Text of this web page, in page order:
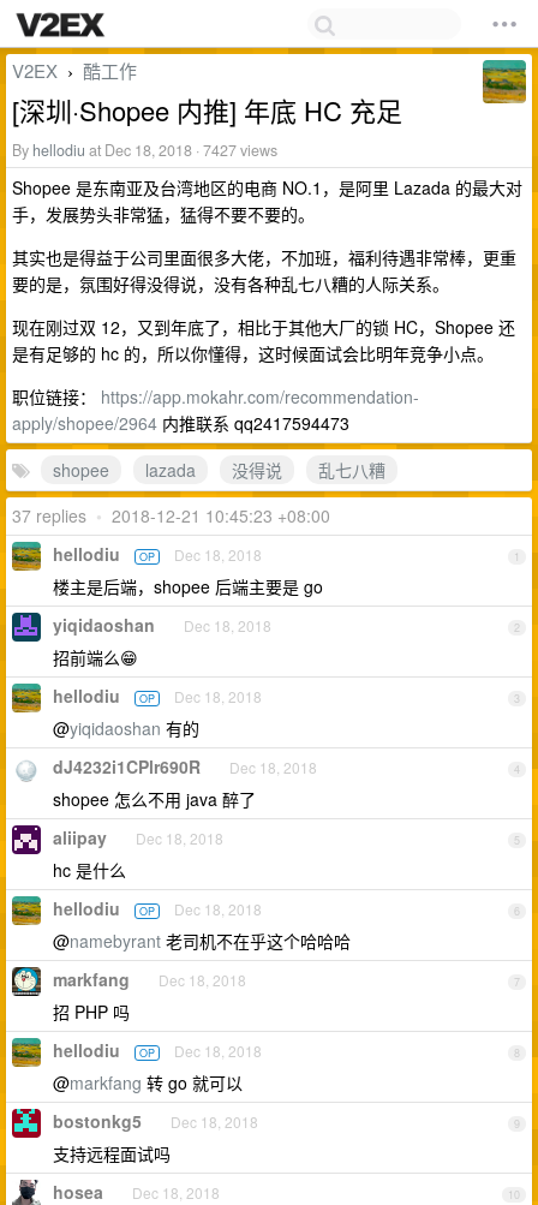
V2EX › 酷工作
[深圳·Shopee 内推] 年底 HC 充足
By hellodiu at Dec 18, 2018 · 7427 views
Shopee 是东南亚及台湾地区的电商 NO.1，是阿里 Lazada 的最大对
手，发展势头非常猛，猛得不要不要的。
其实也是得益于公司里面很多大佬，不加班，福利待遇非常棒，更重
要的是，氛围好得没得说，没有各种乱七八糟的人际关系。
现在刚过双 12，又到年底了，相比于其他大厂的锁 HC，Shopee 还
是有足够的 hc 的，所以你懂得，这时候面试会比明年竞争小点。
职位链接： https://app.mokahr.com/recommendation-
apply/shopee/2964 内推联系 qq2417594473
shopee
lazada 没得说
乱七八糟
37 replies • 2018-12-21 10:45:23 +08:00
1
hellodiu OP Dec 18, 2018
楼主是后端，shopee 后端主要是 go
2
yiqidaoshan Dec 18, 2018
招前端么😁
3
hellodiu OP Dec 18, 2018
@yiqidaoshan 有的
4
dJ4232i1CPlr690R Dec 18, 2018
shopee 怎么不用 java 醉了
5
aliipay Dec 18, 2018
hc 是什么
6
hellodiu OP Dec 18, 2018
@namebyrant 老司机不在乎这个哈哈哈
7
markfang Dec 18, 2018
招 PHP 吗
8
hellodiu OP Dec 18, 2018
@markfang 转 go 就可以
9
bostonkg5 Dec 18, 2018
支持远程面试吗
10
hosea Dec 18, 2018